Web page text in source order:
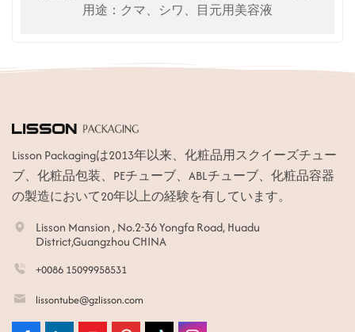
用途：クマ、シワ、目元用美容液
Lisson Packagingは2013年以来、化粧品用スクイーズチュー
ブ、化粧品包装、PEチューブ、ABLチューブ、化粧品容器
の製造において20年以上の経験を有しています。
Lisson Mansion , No.2-36 Yongfa Road, Huadu
District,Guangzhou CHINA
+0086 15099958531
lissontube@gzlisson.com